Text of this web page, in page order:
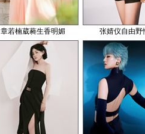
章若楠葳蕤生香明媚 张婧仪自由野